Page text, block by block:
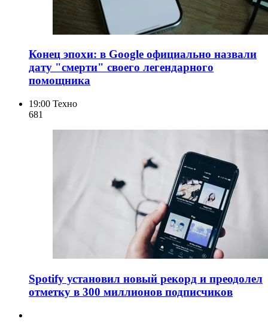
Конец эпохи: в Google официально назвали
дату "смерти" своего легендарного
помощника
19:00 Техно
681
Spotify установил новый рекорд и преодолел
отметку в 300 миллионов подписчиков